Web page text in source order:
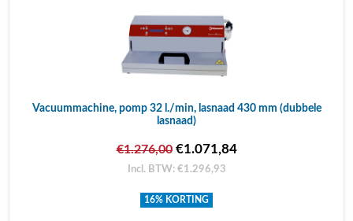
Vacuummachine, pomp 32 l./min, lasnaad 430 mm (dubbele
lasnaad)
€1.276,00€1.071,84
Incl. BTW: €1.296,93
16% KORTING